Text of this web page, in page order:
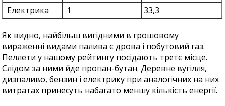
Електрика 1 33,3
Як видно, найбільш вигідними в грошовому
вираженні видами палива є дрова і побутовий газ.
Пеллети у нашому рейтингу посідають третє місце.
Слідом за ними йде пропан-бутан. Деревне вугілля,
дизпаливо, бензин і електрику при аналогічних на них
витратах принесуть набагато меншу кількість енергії.